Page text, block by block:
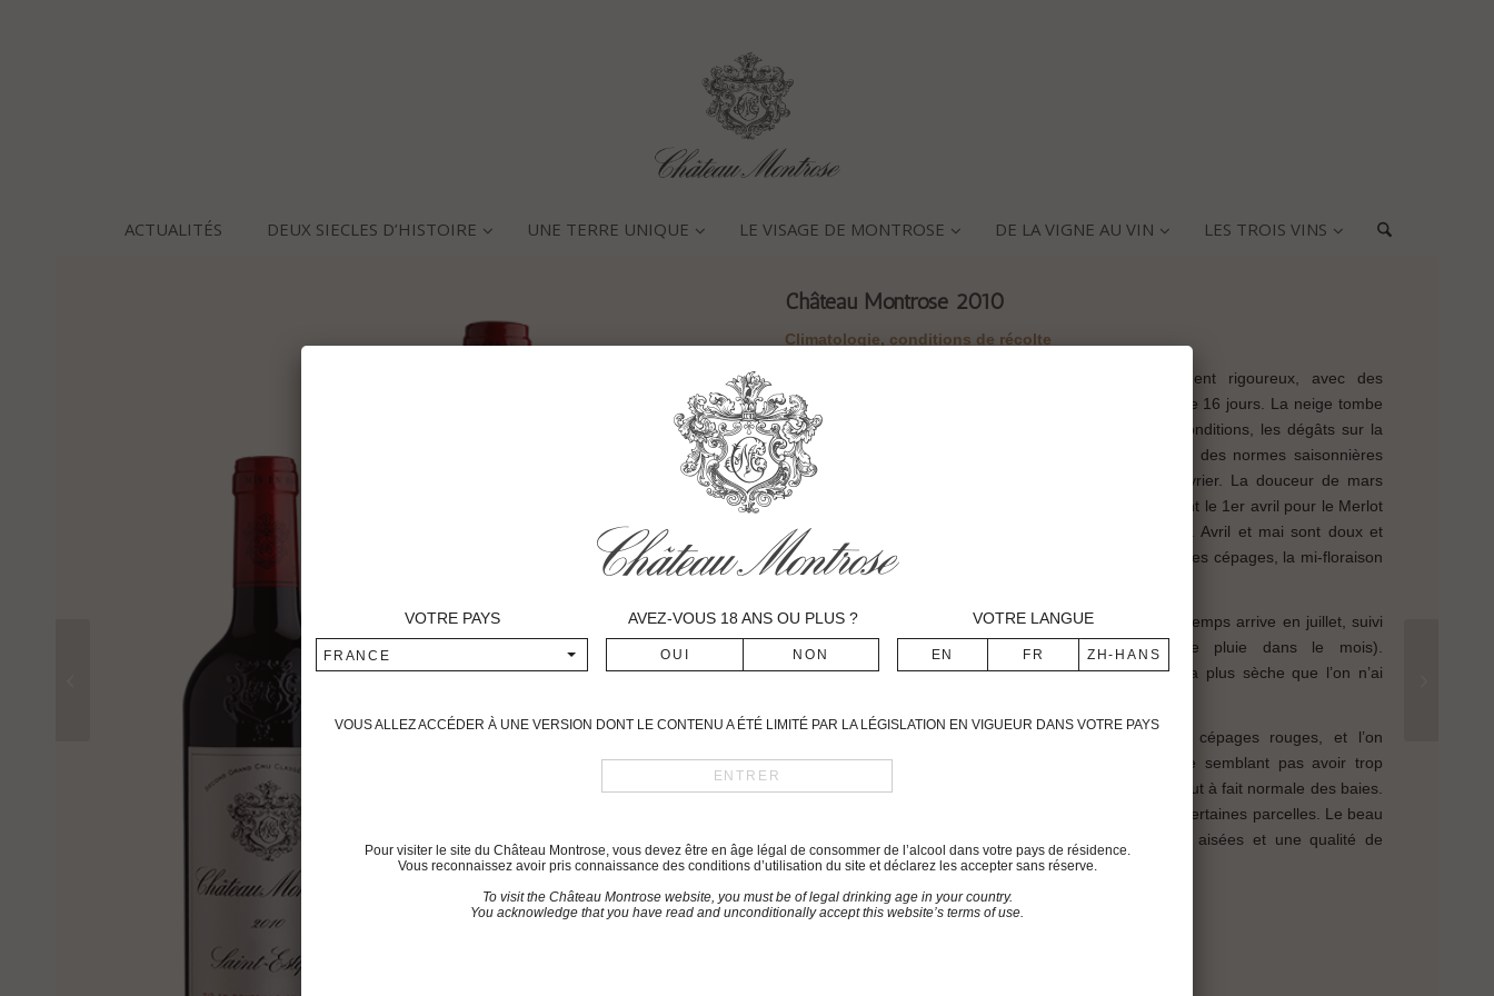
ACTUALITÉS DEUX SIECLES D’HISTOIRE UNE TERRE UNIQUE LE VISAGE DE MONTROSE DE LA VIGNE AU VIN LES TROIS VINS
Château Montrose 2010
Climatologie, conditions de récolte
L’hiver débute par un mois de janvier particulièrement rigoureux, avec des
températures négatives (jusqu’à – 20°C) pendant près de 16 jours. La neige tombe
en abondance durant une semaine, mais malgré ces conditions, les dégâts sur la
vigne sont relativement limités. L’hiver se poursuit avec des normes saisonnières
plus conformes, malgré une semaine très froide en février. La douceur de mars
permet à la vigne de débuter, et l’on note le débourrement le 1er avril pour le Merlot
et le Cabernet Franc, le 8 pour le Cabernet Sauvignon. Avril et mai sont doux et
pluvieux, puis juin permet à la fleur de s’épanouir. Selon les cépages, la mi-floraison
Quelques orages marquent le début de l’été et le beau temps arrive en juillet, suivi
d’une sécheresse en août (seulement 2 jours de pluie dans le mois).
L’ensoleillement est exceptionnel, et 1985 est l’année la plus sèche que l’on n’ai
La mi-véraison est notée le 16 août pour les trois cépages rouges, et l’on
s’achemine vers une récolte de qualité, le vignoble ne semblant pas avoir trop
souffert de la sécheresse, comme en témoigne la taille tout à fait normale des baies.
Tout au plus peut-on noter quelques traces de soleil sur certaines parcelles. Le beau
temps se poursuit, amenant des conditions de récolte aisées et une qualité de
raisins de très haut niveau.
Château Montrose 2010
VOTRE PAYS
FRANCE
AVEZ-VOUS 18 ANS OU PLUS ? VOTRE LANGUE
VOUS ALLEZ ACCÉDER À UNE VERSION DONT LE CONTENU A ÉTÉ LIMITÉ PAR LA LÉGISLATION EN VIGUEUR DANS VOTRE PAYS
Pour visiter le site du Château Montrose, vous devez être en âge légal de consommer de l’alcool dans votre pays de résidence.
Vous reconnaissez avoir pris connaissance des conditions d’utilisation du site et déclarez les accepter sans réserve.
To visit the Château Montrose website, you must be of legal drinking age in your country.
You acknowledge that you have read and unconditionally accept this website’s terms of use.